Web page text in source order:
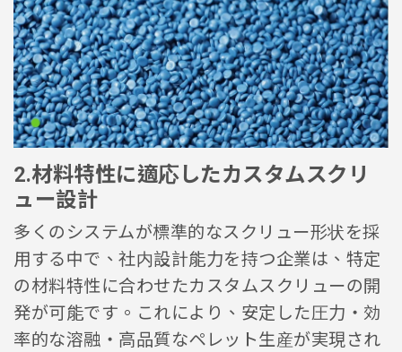
2.材料特性に適応したカスタムスクリ
ュー設計
多くのシステムが標準的なスクリュー形状を採
用する中で、社内設計能力を持つ企業は、特定
の材料特性に合わせたカスタムスクリューの開
発が可能です。これにより、安定した圧力・効
率的な溶融・高品質なペレット生産が実現され